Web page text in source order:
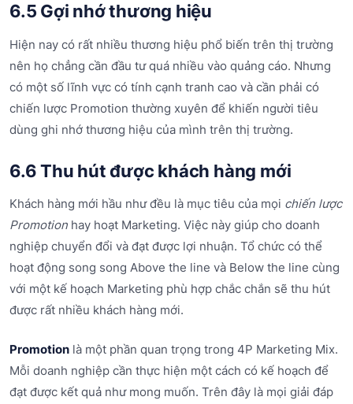
6.5 Gợi nhớ thương hiệu
Hiện nay có rất nhiều thương hiệu phổ biến trên thị trường
nên họ chẳng cần đầu tư quá nhiều vào quảng cáo. Nhưng
có một số lĩnh vực có tính cạnh tranh cao và cần phải có
chiến lược Promotion thường xuyên để khiến người tiêu
dùng ghi nhớ thương hiệu của mình trên thị trường.
6.6 Thu hút được khách hàng mới
Khách hàng mới hầu như đều là mục tiêu của mọi chiến lược
Promotion hay hoạt Marketing. Việc này giúp cho doanh
nghiệp chuyển đổi và đạt được lợi nhuận. Tổ chức có thể
hoạt động song song Above the line và Below the line cùng
với một kế hoạch Marketing phù hợp chắc chắn sẽ thu hút
được rất nhiều khách hàng mới.
Promotion là một phần quan trọng trong 4P Marketing Mix.
Mỗi doanh nghiệp cần thực hiện một cách có kế hoạch để
đạt được kết quả như mong muốn. Trên đây là mọi giải đáp